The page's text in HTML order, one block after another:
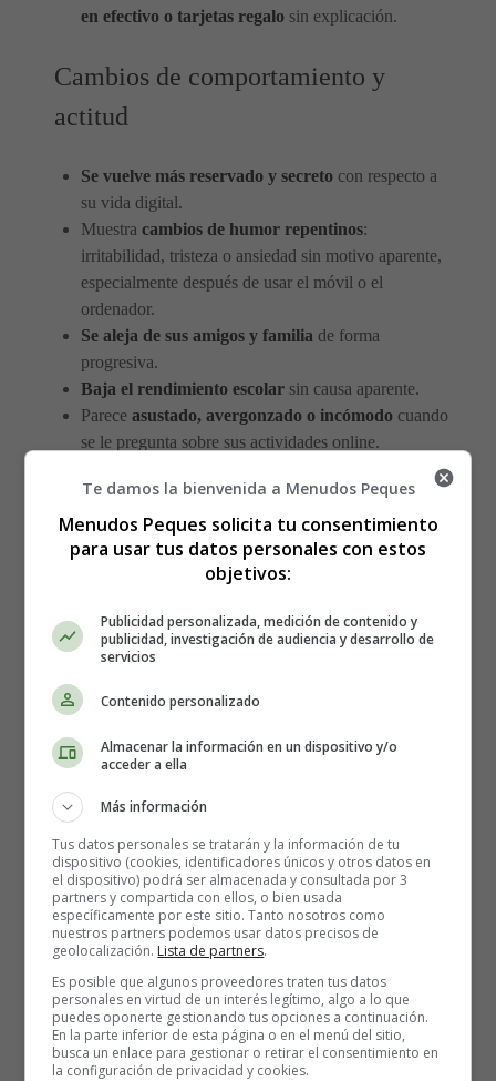
en efectivo o tarjetas regalo sin explicación.
Cambios de comportamiento y
actitud
Se vuelve más reservado y secreto con respecto a
su vida digital.
Muestra cambios de humor repentinos:
irritabilidad, tristeza o ansiedad sin motivo aparente,
especialmente después de usar el móvil o el
ordenador.
Se aleja de sus amigos y familia de forma
progresiva.
Baja el rendimiento escolar sin causa aparente.
Parece asustado, avergonzado o incómodo cuando
se le pregunta sobre sus actividades online.
Señales relacionadas con las
conversaciones online
no conoces, especialmente si son mayores.
Se niega a hablar
Utiliza unvocabulario se*x*ual inapropiado para
corresponden a su madurez.
online del que no da muchos detalles.
Los contactos en videojuegos intentantrasladar la
conversación a canales privadosfuera de la
plataforma.
🤖 La nueva amenaza:
Grooming con inteligencia
artificial
Te damos la bienvenida a Menudos Peques
Menudos Peques solicita tu consentimiento
para usar tus datos personales con estos
objetivos:
Publicidad personalizada, medición de contenido y
publicidad, investigación de audiencia y desarrollo de
servicios
Contenido personalizado
Almacenar la información en un dispositivo y/o
acceder a ella
Más información
Tus datos personales se tratarán y la información de tu
dispositivo (cookies, identificadores únicos y otros datos en
el dispositivo) podrá ser almacenada y consultada por 3
partners y compartida con ellos, o bien usada
específicamente por este sitio. Tanto nosotros como
nuestros partners podemos usar datos precisos de
geolocalización. Lista de partners.
Es posible que algunos proveedores traten tus datos
personales en virtud de un interés legítimo, algo a lo que
puedes oponerte gestionando tus opciones a continuación.
En la parte inferior de esta página o en el menú del sitio,
busca un enlace para gestionar o retirar el consentimiento en
la configuración de privacidad y cookies.